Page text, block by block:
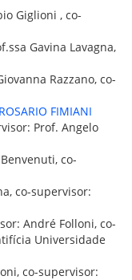
Giglioni , co-
Gavina Lavagna,
Razzano, co-
FIMIANI
Prof. Angelo
co-
co-supervisor:
André Folloni, co-
Universidade
co-supervisor: